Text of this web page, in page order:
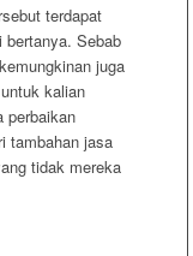
terdapat
Sebab
juga
kalian
perbaikan
tambahan jasa
tidak mereka